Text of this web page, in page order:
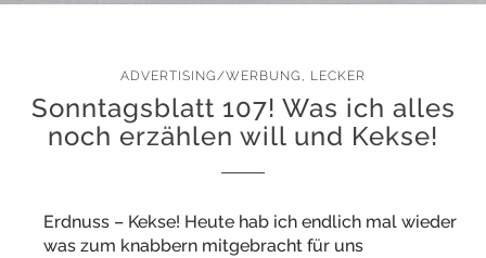
ADVERTISING/WERBUNG , LECKER
Sonntagsblatt 107! Was ich alles
noch erzählen will und Kekse!
Erdnuss – Kekse! Heute hab ich endlich mal wieder
was zum knabbern mitgebracht für uns